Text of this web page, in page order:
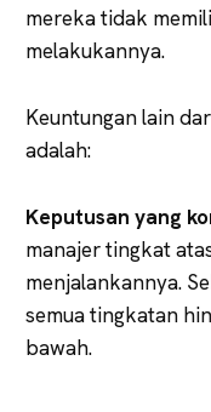
mereka tidak
melakukannya.
Keuntungan lain
adalah:
Keputusan yang
manajer tingkat
menjalankannya.
semua tingkatan
bawah.